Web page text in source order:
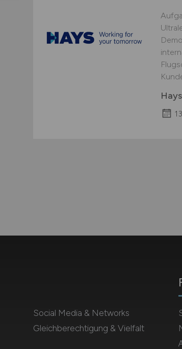
Hays
Social Media & Networks
Gleichberechtigung & Vielfalt